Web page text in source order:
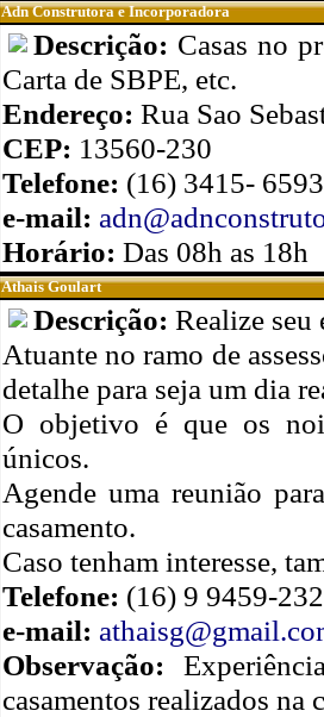
Adn Construtora e Incorporadora
Descrição: Casas no
Carta de SBPE, etc.
Endereço: Rua Sao
CEP: 13560-230
Telefone: (16) 3415-
e-mail:
Horário: Das 08h as 18h
Athais Goulart
Descrição: Realize seu
Atuante no ramo de
detalhe para seja um dia
O objetivo é que os
únicos.
Agende uma reunião
casamento.
Caso tenham interesse,
Telefone: (16) 9 9459-
e-mail:
Observação:
casamentos realizados na